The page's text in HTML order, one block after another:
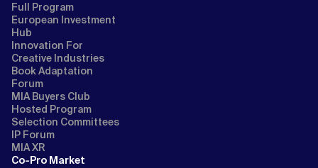
Full Program
European Investment
Hub
Innovation For
Creative Industries
Book Adaptation
Forum
MIA Buyers Club
Hosted Program
Selection Committees
IP Forum
MIA XR
Co-Pro Market